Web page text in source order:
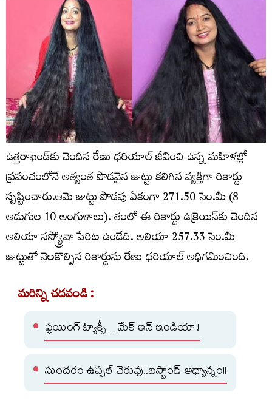
ఉత్తరాఖండ్‌కు చెందిన రేణు ధరియాల్ జీవించి ఉన్న మహిళల్లో
ప్రపంచంలోనే అత్యంత పొడవైన జుట్టు కలిగిన వ్యక్తిగా రికార్డు
సృష్టించారు.ఆమె జుట్టు పొడవు ఏకంగా 271.50 సెం.మీ (8
అడుగుల 10 అంగుళాలు). తంలో ఈ రికార్డు ఉక్రెయిన్‌కు చెందిన
అలియా నస్య్రోవా పేరిట ఉండేది. అలియా 257.33 సెం.మీ
జుట్టుతో నెలకొల్పిన రికార్డును రేణు ధరియాల్ అధిగమించింది.
మరిన్ని చదవండి :
ఫ్లయింగ్ ట్యాక్సీ…మేక్ ఇన్ ఇండియా !
సుందరం ఉప్పల్ చెరువు..బస్టాండ్ అధ్వాన్నం!!